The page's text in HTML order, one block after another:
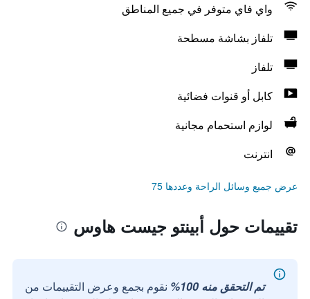
واي فاي متوفر في جميع المناطق
تلفاز بشاشة مسطحة
تلفاز
كابل أو قنوات فضائية
لوازم استحمام مجانية
انترنت
عرض جميع وسائل الراحة وعددها 75
تقييمات حول أبينتو جيست هاوس
تم التحقق منه 100%
نقوم بجمع وعرض التقييمات من